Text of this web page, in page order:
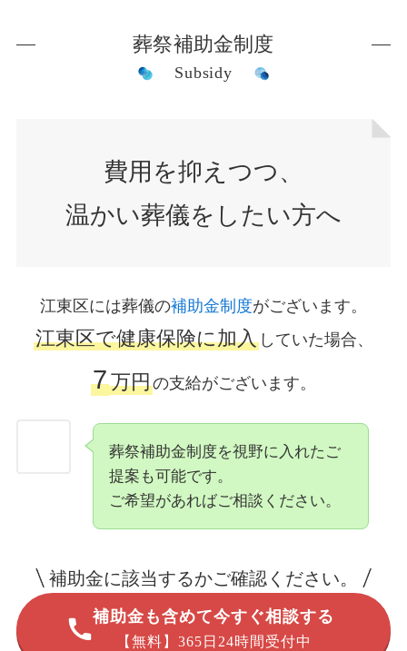
葬祭補助金制度
Subsidy
費用を抑えつつ、
温かい葬儀をしたい方へ
江東区には葬儀の補助金制度がございます。
江東区で健康保険に加入 していた場合、
7万円の支給がございます。
葬祭補助金制度を視野に入れたご
提案も可能です。
ご希望があればご相談ください。
補助金に該当するかご確認ください。
補助金も含めて今すぐ相談する
【無料】365日24時間受付中